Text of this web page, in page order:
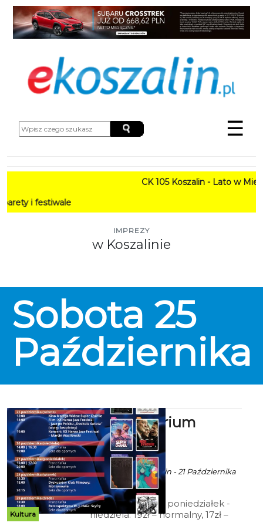
☰
CK 105 Koszalin - Lato w Mieście
IMPREZY
w Koszalinie
Sobota 25
Października
Kultura
Kino Kryterium
zaprasza
ekoszalin POLECA
Ala za CK 105 Koszalin - 21 Października
2025 godz. 9:52
Cennik: Bilety 2D poniedziałek -
niedziela: 19zł – normalny, 17zł –